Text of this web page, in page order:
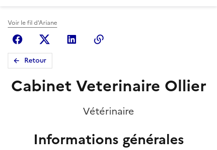
Voir le fil d'Ariane
FacebookX (anciennement Twitter)
Linkedin
Retour
Cabinet Veterinaire Ollier
Vétérinaire
Informations générales